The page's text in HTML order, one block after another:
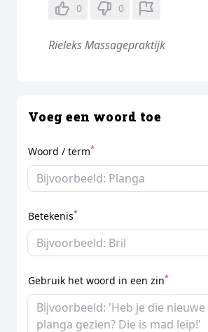
0 0
Rieleks Massagepraktijk
Voeg een woord toe
Woord / term*
Betekenis*
Gebruik het woord in een zin*